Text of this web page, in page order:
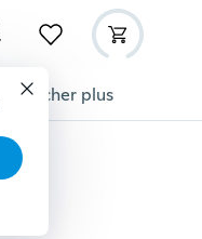
Afficher plus